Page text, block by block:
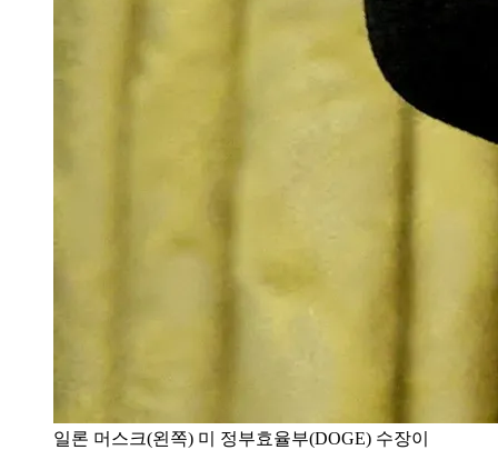
일론 머스크(왼쪽) 미 정부효율부(DOGE) 수장이